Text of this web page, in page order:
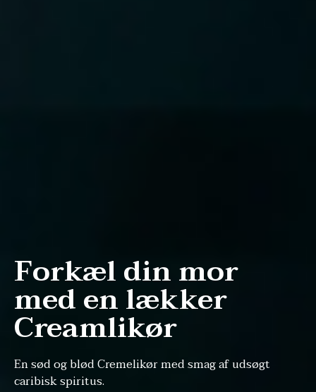
Forkæl din mor
med en lækker
Creamlikør
En sød og blød Cremelikør med smag af udsøgt
caribisk spiritus.